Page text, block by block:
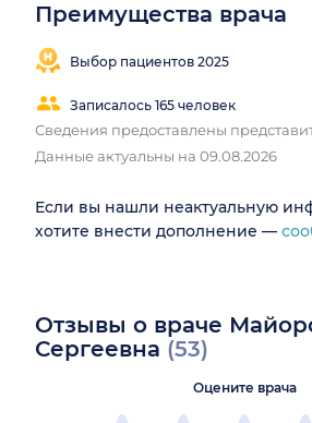
Преимущества врача
Выбор пациентов 2025
Записалось 165 человек
Сведения предоставлены
Данные актуальны на 09.08.2026
Если вы нашли неактуальную
хотите внести дополнение —
Отзывы о враче
Сергеевна (53)
Оцените врача